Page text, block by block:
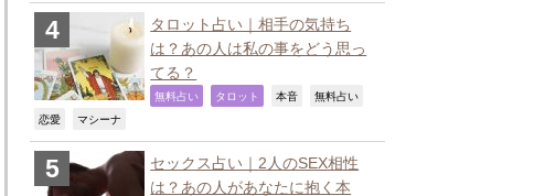
タロット占い｜相手の気持ち
は？あの人は私の事をどう思っ
てる？
無料占い タロット 本音 無料占い
恋愛 マシーナ
セックス占い｜2人のSEX相性
は？あの人があなたに抱く本